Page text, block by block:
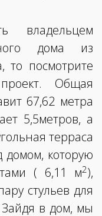
владельцем
дома из
то посмотрите
Общая
67,62 метра
5,5метров, а
терраса
домом, которую
( 6,11 м2),
стульев для
Зайдя в дом, мы